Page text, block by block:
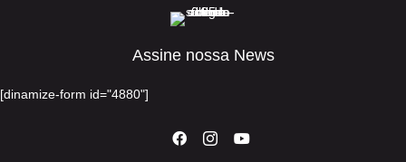
Assine nossa News
[dinamize-form id="4880"]